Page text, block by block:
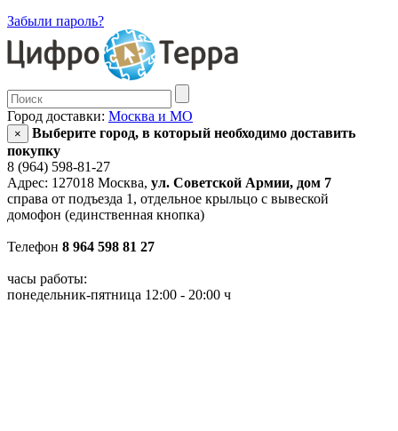
Забыли пароль?
Город доставки: Москва и МО
×
Выберите город, в который необходимо доставить
покупку
8 (964) 598-81-27
Адрес: 127018 Москва, ул. Советской Армии, дом 7
справа от подъезда 1, отдельное крыльцо с вывеской
домофон (единственная кнопка)
Телефон 8 964 598 81 27
часы работы:
понедельник-пятница 12:00 - 20:00 ч